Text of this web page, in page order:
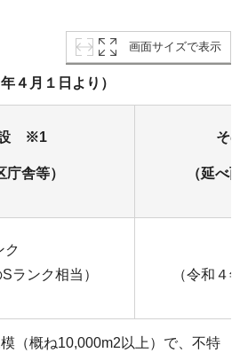
画面サイズで表示
４月１日より）
設 ※1
庁舎等）
そ
（延べ
ク
ランク相当）
（令和４
（概ね10,000m2以上）で、不特